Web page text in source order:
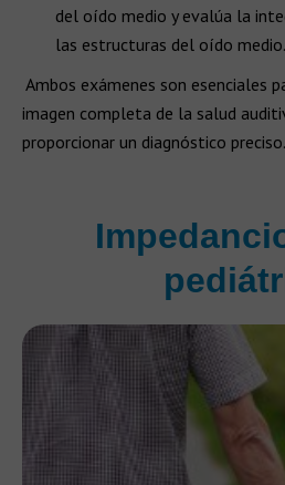
del oído medio y evalúa la
las estructuras del oído medio.
Ambos exámenes son esenciales
imagen completa de la salud
proporcionar un diagnóstico preciso.